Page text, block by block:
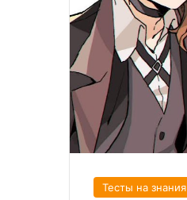
Тесты на знания